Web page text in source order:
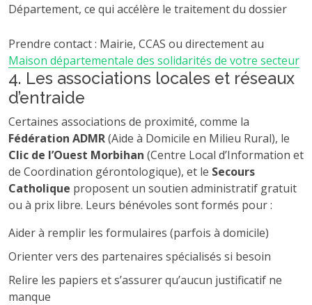
Département, ce qui accélère le traitement du dossier
Prendre contact : Mairie, CCAS ou directement au
Maison départementale des solidarités de votre secteur
4. Les associations locales et réseaux
d’entraide
Certaines associations de proximité, comme la
Fédération ADMR(Aide à Domicile en Milieu Rural), le
Clic de l’Ouest Morbihan (Centre Local d’Information et
de Coordination gérontologique), et le Secours
Catholique proposent un soutien administratif gratuit
ou à prix libre. Leurs bénévoles sont formés pour :
Aider à remplir les formulaires (parfois à domicile)
Orienter vers des partenaires spécialisés si besoin
Relire les papiers et s’assurer qu’aucun justificatif ne
manque